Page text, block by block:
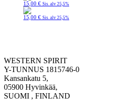
15,00 € Sis. alv 25,5%
15,00 € Sis. alv 25,5%
WESTERN SPIRIT
Y-TUNNUS 1815746-0
Kansankatu 5,
05900 Hyvinkää,
SUOMI , FINLAND